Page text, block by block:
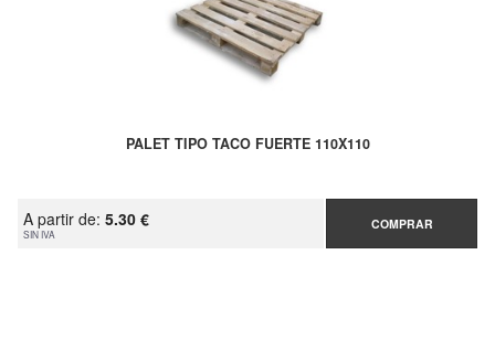
PALET TIPO TACO FUERTE 110X110
A partir de: 5.30 €
SIN IVA
COMPRAR